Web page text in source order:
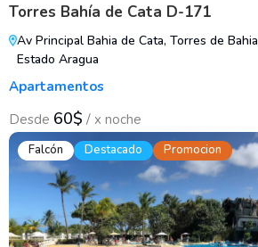
Torres Bahía de Cata D-171
Av Principal Bahia de Cata, Torres de
Estado Aragua
Apartamentos
Desde 60$ / x noche
Falcón
Destacado Promocion